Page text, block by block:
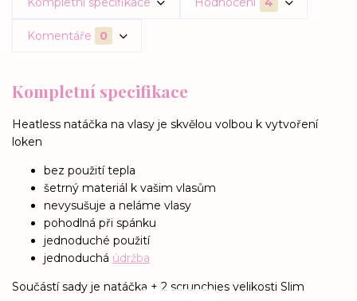
Komentáře 0
Kompletní specifikace
Heatless natáčka na vlasy je skvělou volbou k vytvoření
loken
bez použití tepla
šetrný materiál k vašim vlasům
nevysušuje a neláme vlasy
pohodlná při spánku
jednoduché použití
jednoduchá údržba
Součástí sady je natáčka + 2 scrunchies velikosti Slim